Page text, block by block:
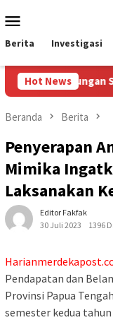
ke
kontenMobile
Berita Investigasi
Hot News
Sosok
Beranda Berita
Penyerapan
Mimika
Laksanakan
Editor Fakfak
30 Juli 2023
1396
Pendapatan dan
Provinsi Papua
semester kedua